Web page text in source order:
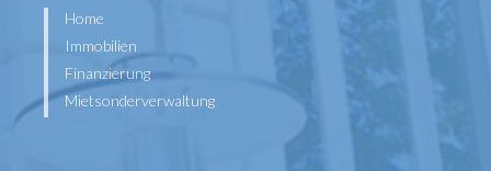
Home
Immobilien
Finanzierung
Mietsonderverwaltung